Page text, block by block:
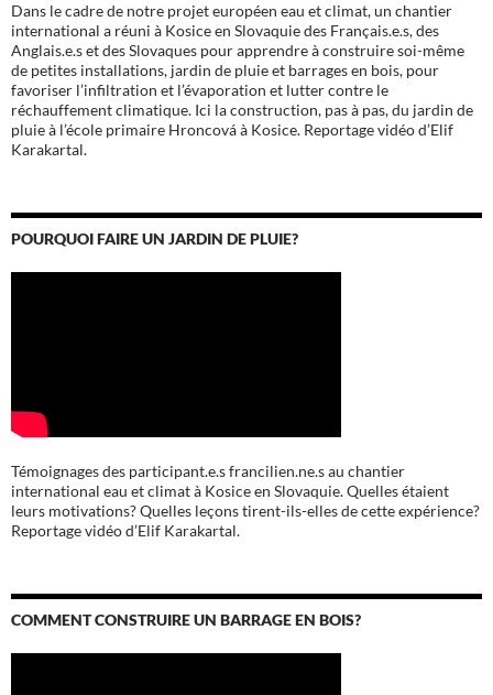
Dans le cadre de notre projet européen eau et climat, un chantier
international a réuni à Kosice en Slovaquie des Français.e.s, des
Anglais.e.s et des Slovaques pour apprendre à construire soi-même
de petites installations, jardin de pluie et barrages en bois, pour
favoriser l’infiltration et l’évaporation et lutter contre le
réchauffement climatique. Ici la construction, pas à pas, du jardin de
pluie à l’école primaire Hroncová à Kosice. Reportage vidéo d’Elif
Karakartal.
POURQUOI FAIRE UN JARDIN DE PLUIE?
Témoignages des participant.e.s francilien.ne.s au chantier
international eau et climat à Kosice en Slovaquie. Quelles étaient
leurs motivations? Quelles leçons tirent-ils-elles de cette expérience?
Reportage vidéo d’Elif Karakartal.
COMMENT CONSTRUIRE UN BARRAGE EN BOIS?